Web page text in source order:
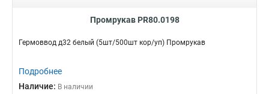
Промрукав PR80.0198
Гермоввод д32 белый (5шт/500шт кор/уп) Промрукав
Подробнее
Наличие: В наличии